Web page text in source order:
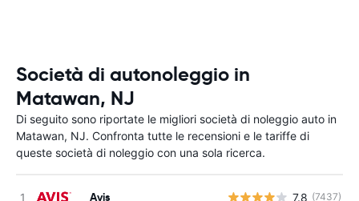
Società di autonoleggio in
Matawan, NJ
Di seguito sono riportate le migliori società di noleggio auto in
Matawan, NJ. Confronta tutte le recensioni e le tariffe di
queste società di noleggio con una sola ricerca.
Avis 7.8 (7437)